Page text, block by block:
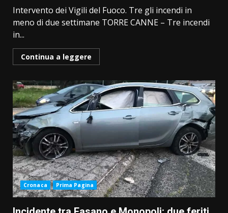
Intervento dei Vigili del Fuoco. Tre gli incendi in
meno di due settimane TORRE CANNE – Tre incendi
in...
Continua a leggere
Cronaca Prima Pagina